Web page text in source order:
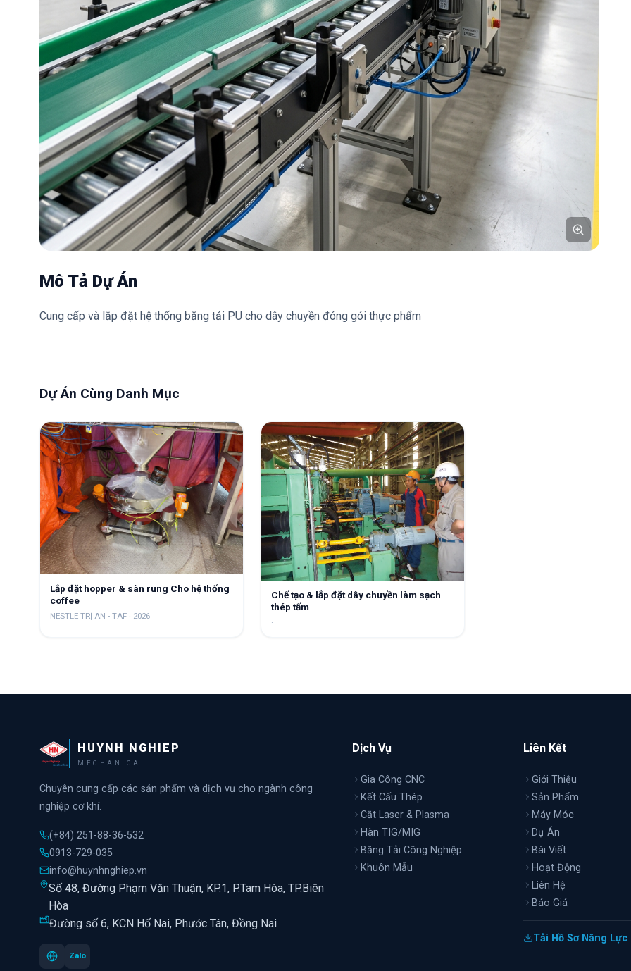
Mô Tả Dự Án
Cung cấp và lắp đặt hệ thống băng tải PU cho dây chuyền đóng gói thực phẩm
Dự Án Cùng Danh Mục
Lắp đặt hopper & sàn rung Cho hệ thống
coffee
NESTLE TRỊ AN - TAF · 2026
Chế tạo & lắp đặt dây chuyền làm sạch
thép tấm
·
HUYNH NGHIEP
MECHANICAL
Chuyên cung cấp các sản phẩm và dịch vụ cho ngành công
nghiệp cơ khí.
(+84) 251-88-36-532
0913-729-035
info@huynhnghiep.vn
Số 48, Đường Phạm Văn Thuận, KP.1, P.Tam Hòa, TP.Biên
Hòa
Đường số 6, KCN Hố Nai, Phước Tân, Đồng Nai
Zalo
Dịch Vụ
Gia Công CNC
Kết Cấu Thép
Cắt Laser & Plasma
Hàn TIG/MIG
Băng Tải Công Nghiệp
Khuôn Mẫu
Liên Kết
Giới Thiệu
Sản Phẩm
Máy Móc
Dự Án
Bài Viết
Hoạt Động
Liên Hệ
Báo Giá
Tải Hồ Sơ Năng Lực